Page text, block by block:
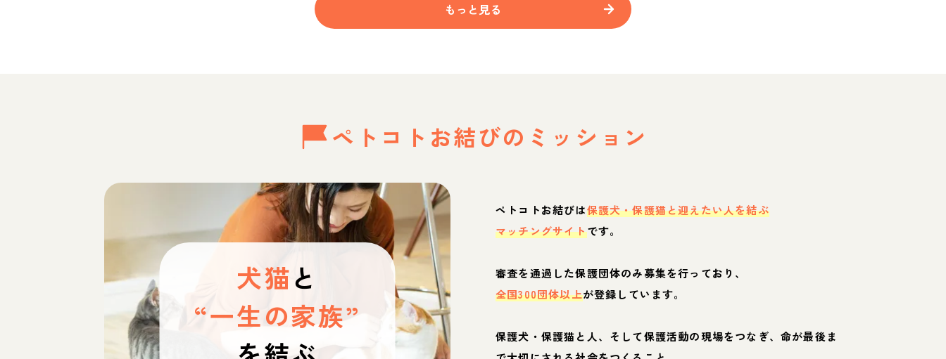
もっと見る
ペトコトお結びの ミッション
犬猫と
“一生の家族”
ペトコトお結びは保護犬・保護猫と迎えたい人を結ぶ
マッチングサイトです。
審査を通過した保護団体のみ募集を行っており、
全国300団体以上が登録しています。
保護犬・保護猫と人、そして保護活動の現場をつなぎ、命が最後ま